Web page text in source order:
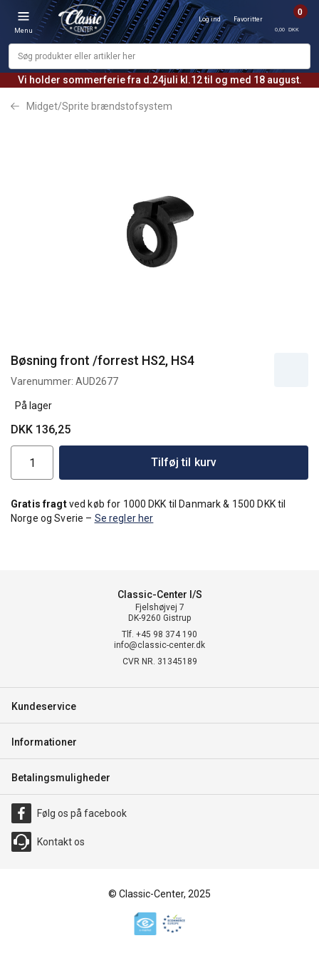
Vi holder sommerferie fra d.24juli kl.12 til og med 18 august.
Menu
Log ind Favoritter
0
0,00 DKK
Midget/Sprite brændstofsystem
Bøsning front /forrest HS2, HS4
Varenummer: AUD2677
På lager
DKK 136,25
Tilføj til kurv
Gratis fragtved køb for 1000 DKK til Danmark & 1500 DKK til
Norge og Sverie – Se regler her
Classic-Center I/S
Fjelshøjvej 7
DK-9260 Gistrup
Tlf. +45 98 374 190
info@classic-center.dk
CVR NR. 31345189
Kundeservice
Informationer
Betalingsmuligheder
Følg os på facebook
Kontakt os
© Classic-Center, 2025